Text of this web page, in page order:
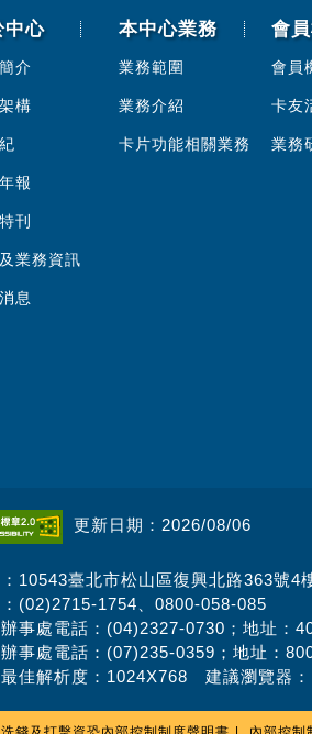
中心
介
構
報
刊
業務資訊
息
本中心業務
業務範圍
業務介紹
卡片功能相關業務
會
會員
卡友
業務
更新日期：2026/08/06
10543臺北市松山區復興北路363號4
(02)2715-1754、0800-058-085
事處電話：(04)2327-0730；地址：
事處電話：(07)235-0359；地址：
佳解析度：1024X768 建議瀏覽器